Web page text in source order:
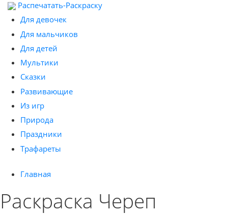
Распечатать-Раскраску
Для девочек
Для мальчиков
Для детей
Мультики
Сказки
Развивающие
Из игр
Природа
Праздники
Трафареты
Главная
Раскраска Череп